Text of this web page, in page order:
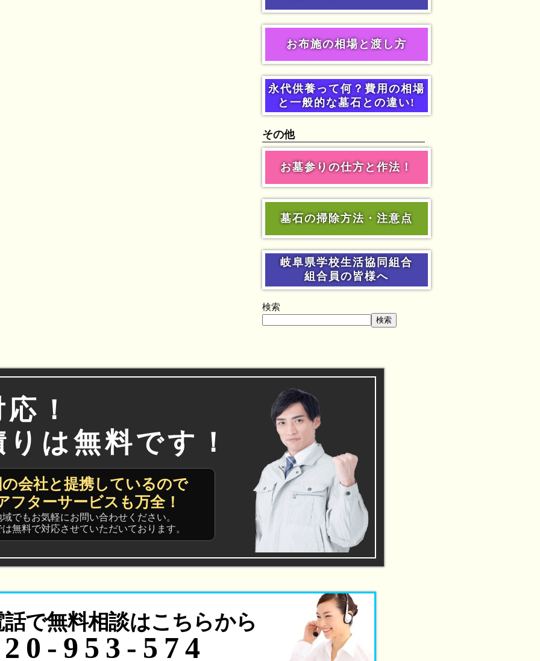
お布施の相場と渡し方
永代供養って何？費用の相場
と一般的な墓石との違い!
その他
お墓参りの仕方と作法！
墓石の掃除方法・注意点
岐阜県学校生活協同組合
組合員の皆様へ
検索
検索
！
は無料です！
の会社と提携しているので
フターサービスも万全！
でもお気軽にお問い合わせください。
無料で対応させていただいております。
話で無料相談はこちらから
953-574